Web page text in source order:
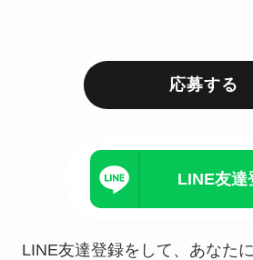
応募する
LINE友達
LINE友達登録をして、あなた